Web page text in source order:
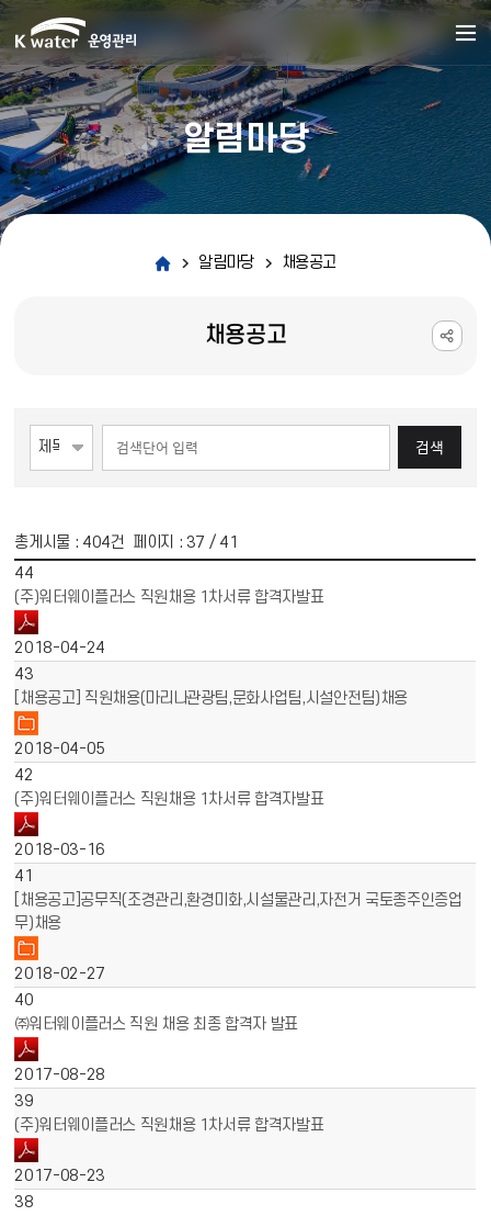
알림마당
알림마당 채용공고
채용공고
검색
총게시물 : 404건 페이지 : 37 / 41
44
(주)워터웨이플러스 직원채용 1차서류 합격자발표
2018-04-24
43
[채용공고] 직원채용(마리나관광팀,문화사업팀,시설안전팀)채용
2018-04-05
42
(주)워터웨이플러스 직원채용 1차서류 합격자발표
2018-03-16
41
[채용공고]공무직(조경관리,환경미화,시설물관리,자전거 국토종주인증업
무)채용
2018-02-27
40
㈜워터웨이플러스 직원 채용 최종 합격자 발표
2017-08-28
39
(주)워터웨이플러스 직원채용 1차서류 합격자발표
2017-08-23
38